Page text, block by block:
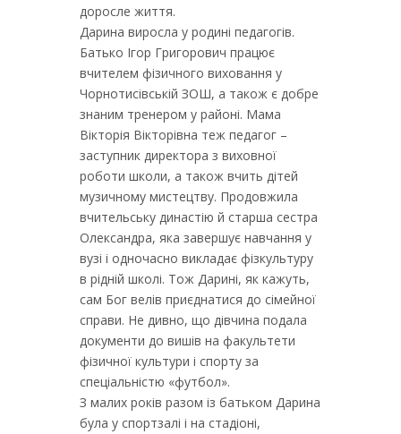
доросле життя.
Дарина виросла у родині педагогів.
Батько Ігор Григорович працює
вчителем фізичного виховання у
Чорнотисівській ЗОШ, а також є добре
знаним тренером у районі. Мама
Вікторія Вікторівна теж педагог –
заступник директора з виховної
роботи школи, а також вчить дітей
музичному мистецтву. Продовжила
вчительську династію й старша сестра
Олександра, яка завершує навчання у
вузі і одночасно викладає фізкультуру
в рідній школі. Тож Дарині, як кажуть,
сам Бог велів приєднатися до сімейної
справи. Не дивно, що дівчина подала
документи до вишів на факультети
фізичної культури і спорту за
спеціальністю «футбол».
З малих років разом із батьком Дарина
була у спортзалі і на стадіоні,